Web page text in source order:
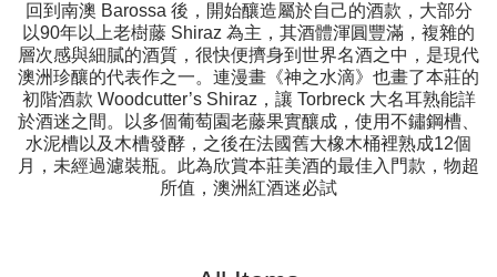
回到南澳 Barossa 後，開始釀造屬於自己的酒款，大部分
以90年以上老樹藤 Shiraz 為主，其酒體渾圓豐滿，複雜的
層次感與細膩的酒質，很快便擠身到世界名酒之中，是現代
澳洲珍釀的代表作之一。連漫畫《神之水滴》也畫了本莊的
初階酒款 Woodcutter’s Shiraz，讓 Torbreck 大名耳熟能詳
於酒迷之間。以多個葡萄園老藤果實釀成，使用不鏽鋼槽、
水泥槽以及木槽發酵，之後在法國舊大橡木桶裡熟成12個
月，未經過濾裝瓶。此為欣賞本莊美酒的最佳入門款，物超
所值，澳洲紅酒迷必試